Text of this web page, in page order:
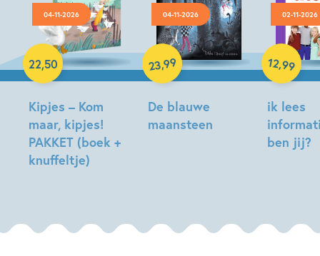
04-11-2026
Kipjes – Kom
maar, kipjes!
PAKKET (boek +
knuffeltje)
22,50
Hardcover
04-11-2026
De blauwe
maansteen
23,99
Hardcover
02-11-2026
ik lees
ben jij?
12,99
Hardcover